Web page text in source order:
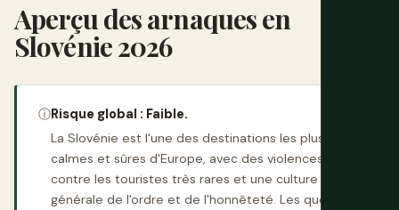
Aperçu des arnaques en
Slovénie 2026
ⓘRisque global : Faible.
La Slovénie est l'une des destinations les plus
calmes et sûres d'Europe, avec des violences
contre les touristes très rares et une culture
générale de l'ordre et de l'honnêteté. Les quelques